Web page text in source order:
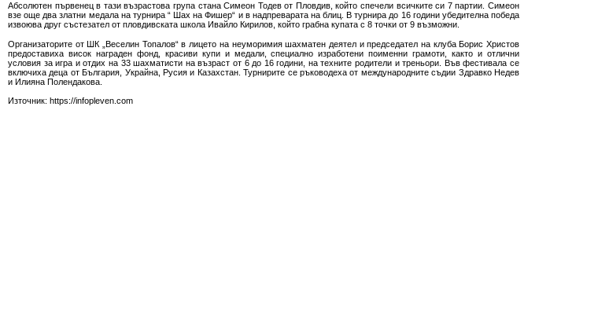
Абсолютен първенец в тази възрастова група стана Симеон Тодев от Пловдив, който спечели всичките си 7 партии. Симеон
взе още два златни медала на турнира “ Шах на Фишер“ и в надпреварата на блиц. В турнира до 16 години убедителна победа
извоюва друг състезател от пловдивската школа Ивайло Кирилов, който грабна купата с 8 точки от 9 възможни.
Организаторите от ШК „Веселин Топалов“ в лицето на неуморимия шахматен деятел и председател на клуба Борис Христов
предоставиха висок награден фонд, красиви купи и медали, специално изработени поименни грамоти, както и отлични
условия за игра и отдих на 33 шахматисти на възраст от 6 до 16 години, на техните родители и треньори. Във фестивала се
включиха деца от България, Украйна, Русия и Казахстан. Турнирите се ръководеха от международните съдии Здравко Недев
и Илияна Полендакова.
Източник: https://infopleven.com